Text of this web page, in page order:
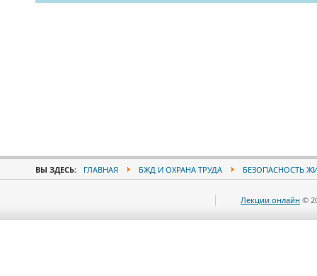
ВЫ ЗДЕСЬ: ГЛАВНАЯ БЖД И ОХРАНА ТРУДА БЕЗОПАСНОСТЬ
Лекции онлайн ©